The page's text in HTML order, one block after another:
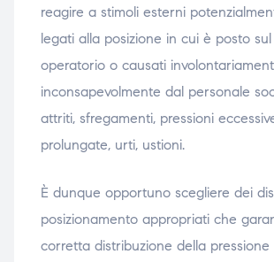
reagire a stimoli esterni
legati alla posizione in cui è posto
operatorio o causati
inconsapevolmente dal personale
attriti, sfregamenti, pressioni
prolungate, urti, ustioni.
È dunque opportuno scegliere dei
posizionamento appropriati che
corretta distribuzione della pressione